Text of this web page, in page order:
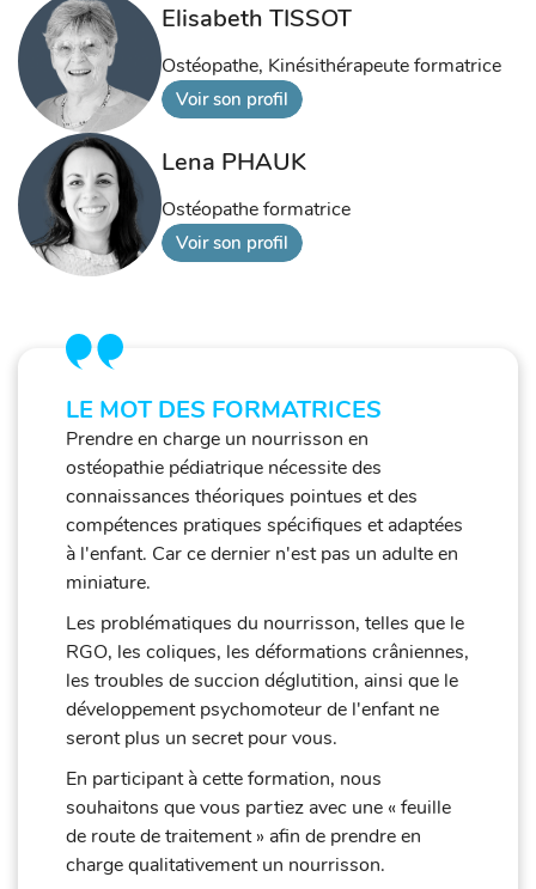
Elisabeth TISSOT
Ostéopathe, Kinésithérapeute formatrice
Voir son profil
Lena PHAUK
Ostéopathe formatrice
Voir son profil
LE MOT DES FORMATRICES
Prendre en charge un nourrisson en
ostéopathie pédiatrique nécessite des
connaissances théoriques pointues et des
compétences pratiques spécifiques et adaptées
à l'enfant. Car ce dernier n'est pas un adulte en
miniature.
Les problématiques du nourrisson, telles que le
RGO, les coliques, les déformations crâniennes,
les troubles de succion déglutition, ainsi que le
développement psychomoteur de l'enfant ne
seront plus un secret pour vous.
En participant à cette formation, nous
souhaitons que vous partiez avec une « feuille
de route de traitement » afin de prendre en
charge qualitativement un nourrisson.